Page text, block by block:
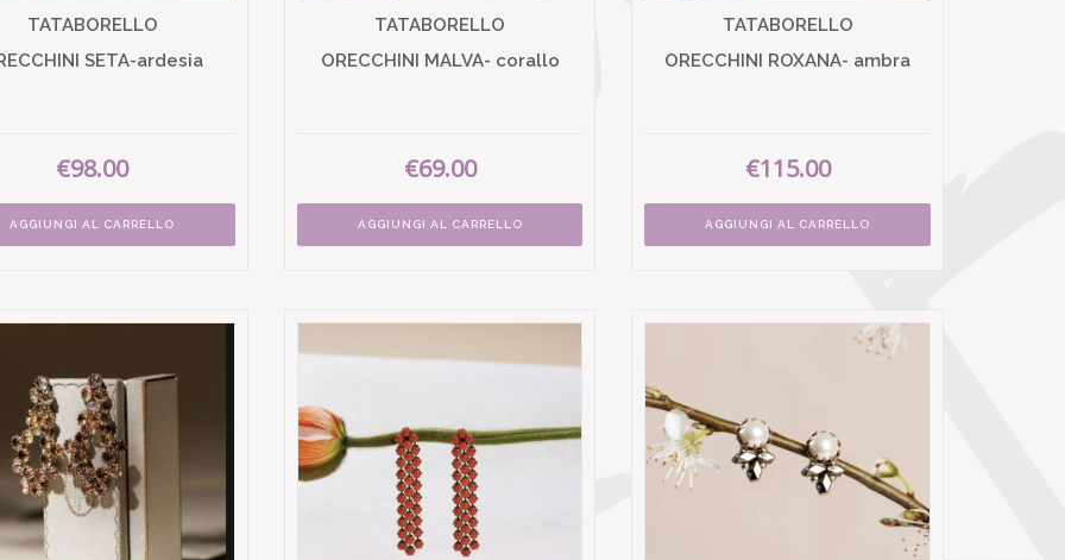
TATABORELLO
SETA-ardesia
€98.00
AGGIUNGI AL CARRELLO
TATABORELLO
ORECCHINI MALVA- corallo
€69.00
AGGIUNGI AL CARRELLO
TATABORELLO
ORECCHINI ROXANA- ambra
€115.00
AGGIUNGI AL CARRELLO